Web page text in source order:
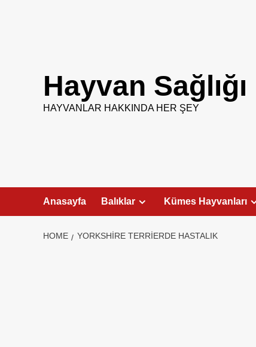
Hayvan Sağlığı
HAYVANLAR HAKKINDA HER ŞEY
Anasayfa Balıklar Kümes Hayvanları
HOME YORKSHIRE TERRIERDE HASTALIK